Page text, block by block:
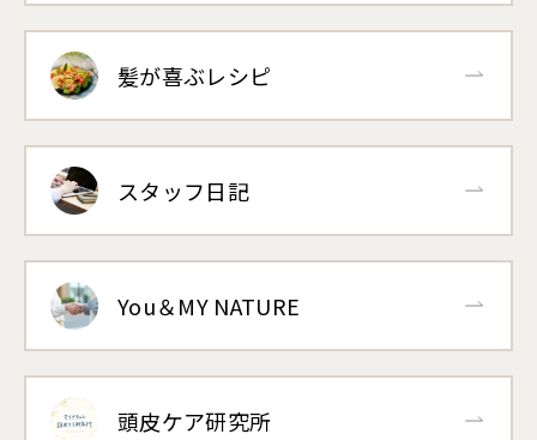
髪が喜ぶレシピ
スタッフ日記
You＆MY NATURE
頭皮ケア研究所